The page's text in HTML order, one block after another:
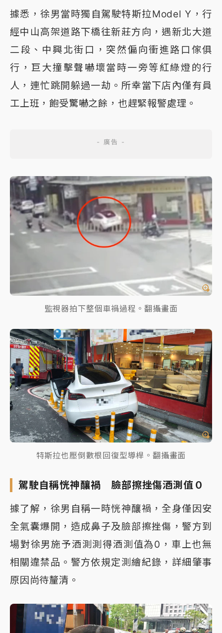
據悉，徐男當時獨自駕駛特斯拉Model Y，行
經中山高架道路下橋往新莊方向，遇新北大道
二段、中興北街口，突然偏向衝進路口傢俱
行，巨大撞擊聲嚇壞當時一旁等紅綠燈的行
人，連忙跳開躲過一劫。所幸當下店內僅有員
工上班，飽受驚嚇之餘，也趕緊報警處理。
監視器拍下整個車禍過程。翻攝畫面
特斯拉也壓倒數根回復型導桿。翻攝畫面
駕駛自稱恍神釀禍 臉部擦挫傷酒測值０
據了解，徐男自稱一時恍神釀禍，全身僅因安
全氣囊爆開，造成鼻子及臉部擦挫傷，警方到
場對徐男施予酒測測得酒測值為0，車上也無
相關違禁品。警方依規定測繪紀錄，詳細肇事
原因尚待釐清。